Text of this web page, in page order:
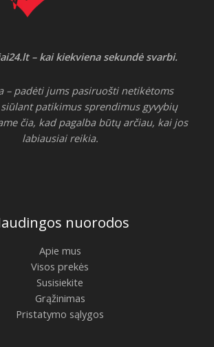
– kai kiekviena sekundė svarbi.
– padėti jums pasiruošti netikėtoms
patikimus sprendimus gyvybių
čia, kad pagalba būtų arčiau, kai jos
labiausiai reikia.
nuorodos
Apie mus
Visos prekės
Susisiekite
Grąžinimas
Pristatymo sąlygos